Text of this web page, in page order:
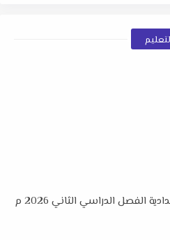
الفصل الدراسي الثاني 2026 م